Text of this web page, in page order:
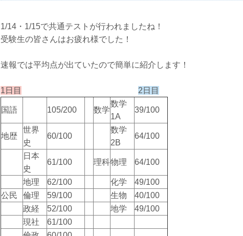
1/14・1/15で共通テストが行われましたね！
受験生の皆さんはお疲れ様でした！
速報では平均点が出ていたので簡単に紹介します！
1日目 2日目
国語 105/200 数学
数学
1A
39/100
地歴
世界
史
60/100
数学
2B
64/100
日本
史
61/100 理科物理 64/100
地理 62/100 化学
49/100
公民
倫理 59/100 生物
40/100
政経
52/100 地学
49/100
現社
61/100